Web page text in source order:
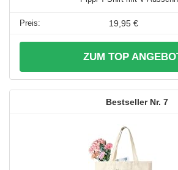
19,95 €
ZUM TOP
7